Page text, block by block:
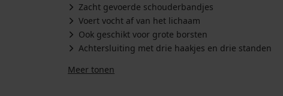
Zacht gevoerde schouderbandjes
Voert vocht af van het lichaam
Ook geschikt voor grote borsten
Achtersluiting met drie haakjes en drie standen
Meer tonen